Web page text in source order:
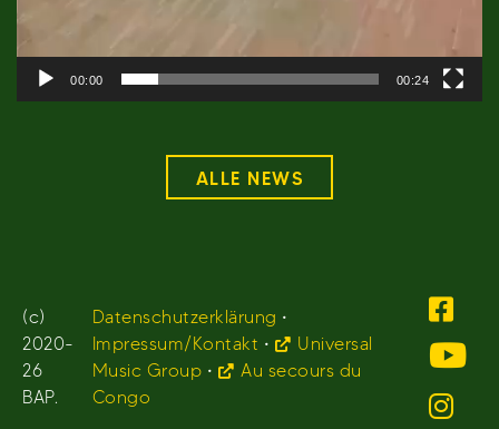
00:00 00:24
ALLE NEWS
(c)
2020-
26
BAP.
Datenschutzerklärung •
Impressum/Kontakt •
Universal
Music Group •
Au secours du
Congo